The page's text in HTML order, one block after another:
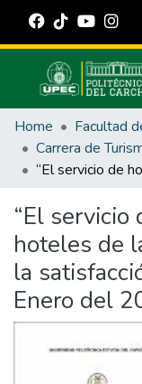
Communities &
All of DSpace
Statistics
Estadísticas
Manuales
Home
“El servicio
hoteles de
la
Enero del